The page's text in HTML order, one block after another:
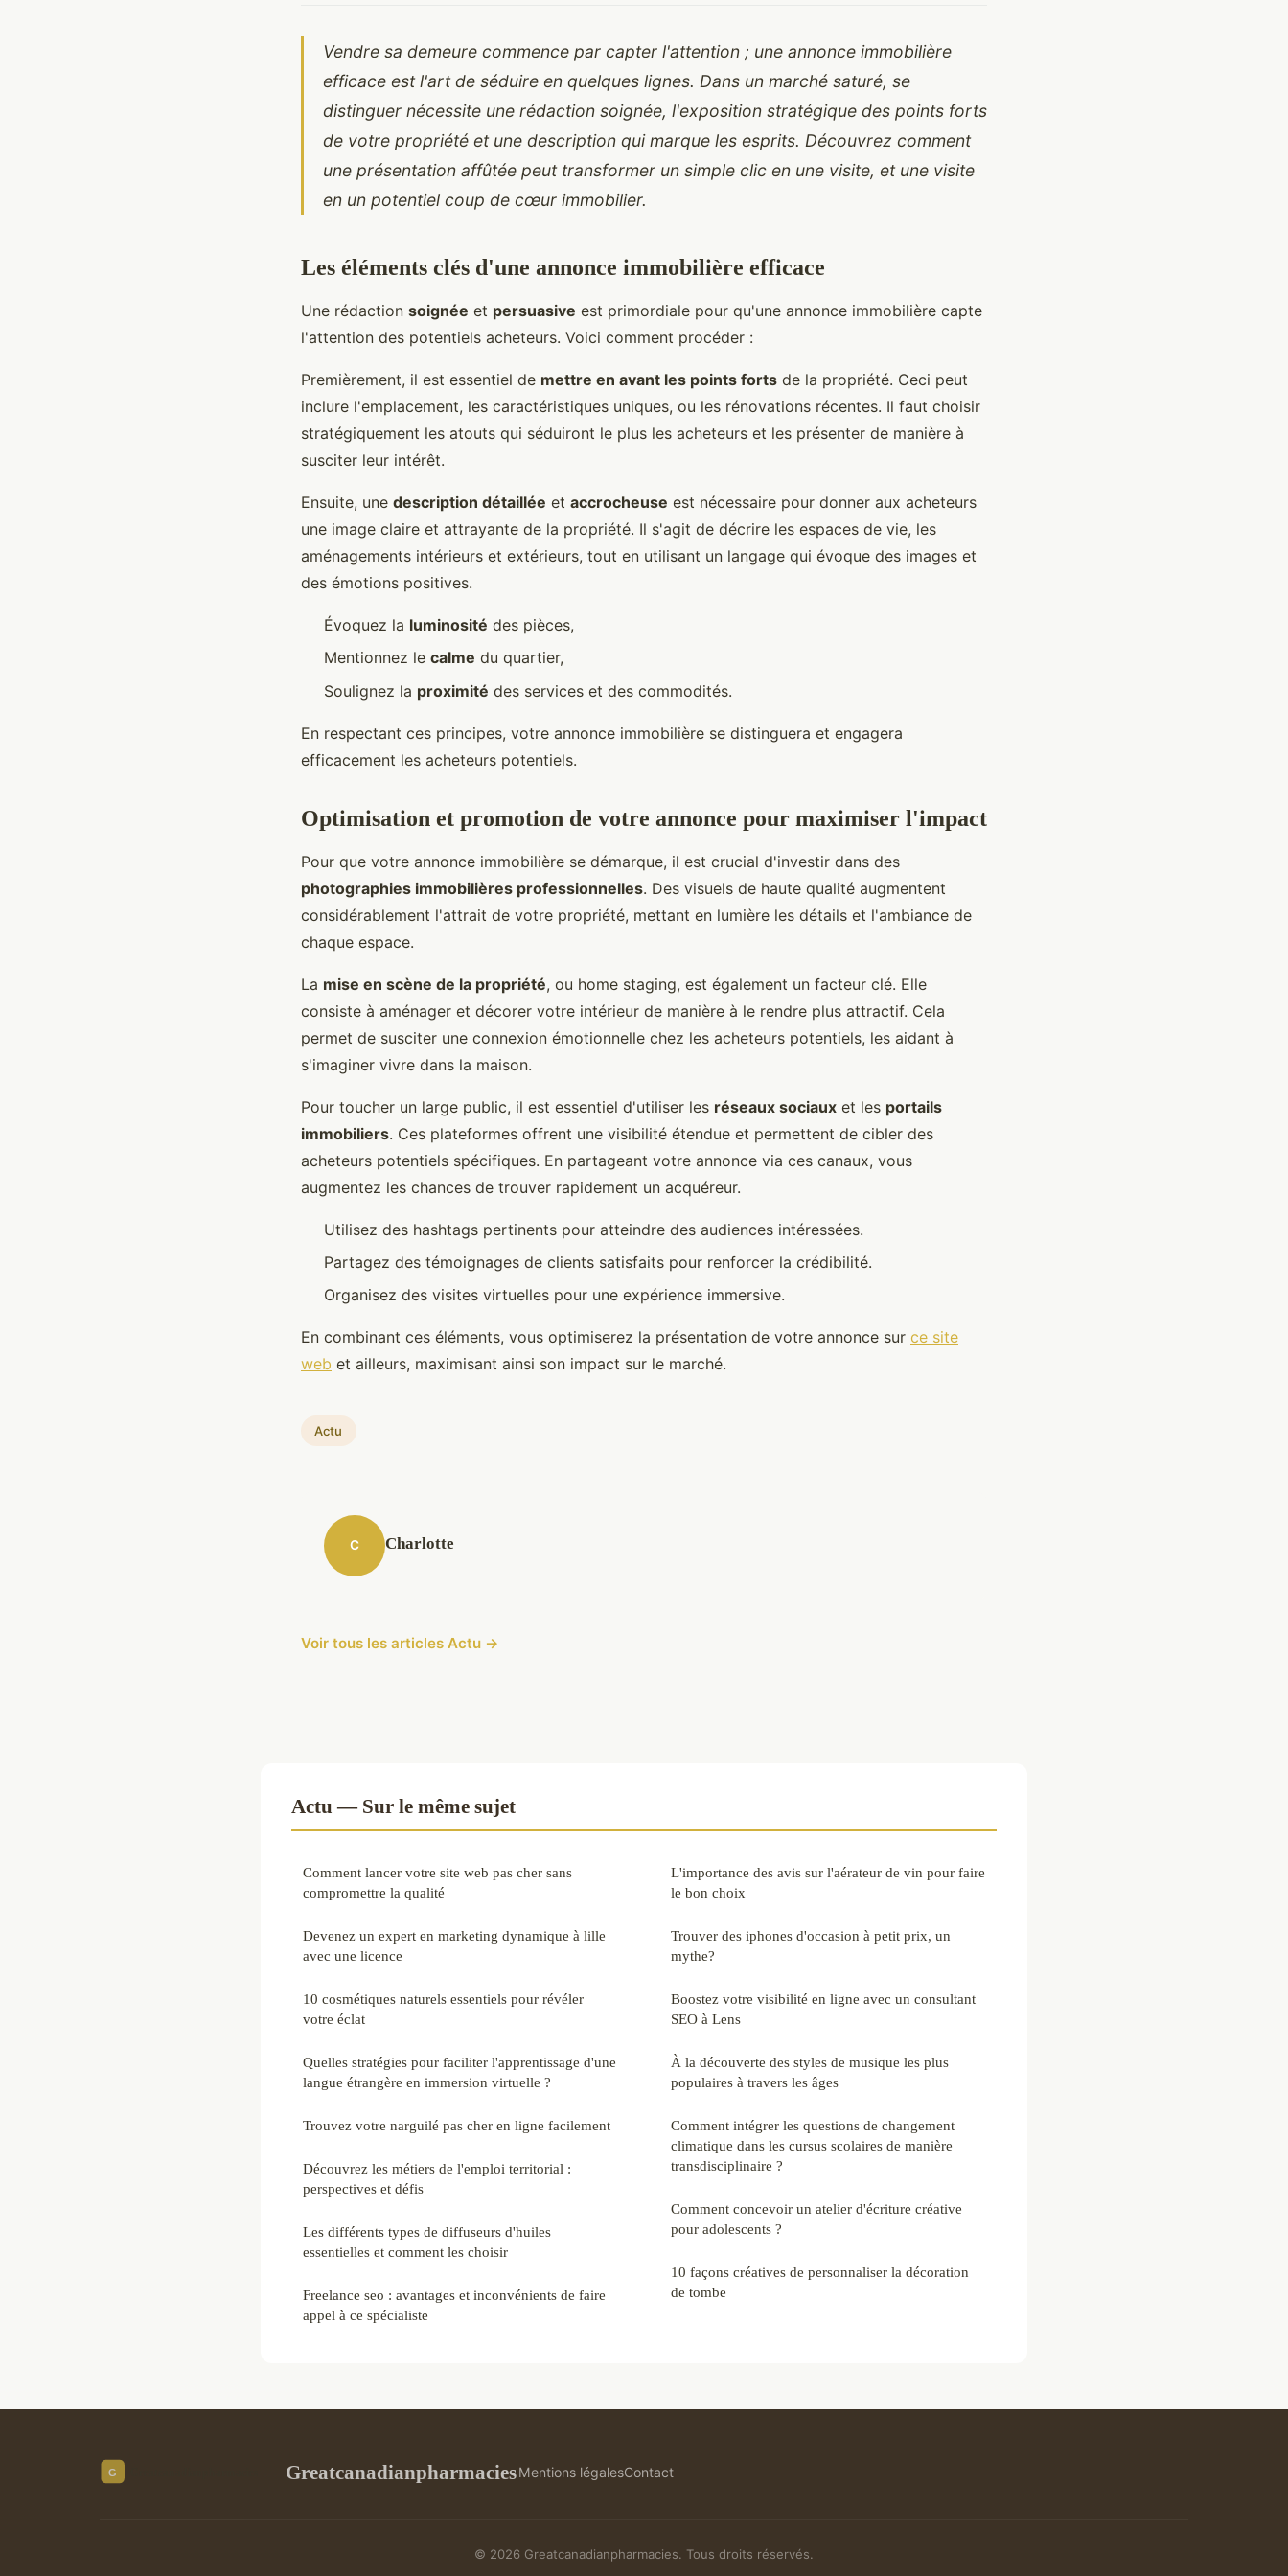
Vendre sa demeure commence par capter l'attention ; une annonce immobilière
efficace est l'art de séduire en quelques lignes. Dans un marché saturé, se
distinguer nécessite une rédaction soignée, l'exposition stratégique des points forts
de votre propriété et une description qui marque les esprits. Découvrez comment
une présentation affûtée peut transformer un simple clic en une visite, et une visite
en un potentiel coup de cœur immobilier.
Les éléments clés d'une annonce immobilière efficace
Une rédaction soignée et persuasive est primordiale pour qu'une annonce immobilière capte
l'attention des potentiels acheteurs. Voici comment procéder :
Premièrement, il est essentiel de mettre en avant les points forts de la propriété. Ceci peut
inclure l'emplacement, les caractéristiques uniques, ou les rénovations récentes. Il faut choisir
stratégiquement les atouts qui séduiront le plus les acheteurs et les présenter de manière à
susciter leur intérêt.
Ensuite, une description détaillée et accrocheuse est nécessaire pour donner aux acheteurs
une image claire et attrayante de la propriété. Il s'agit de décrire les espaces de vie, les
aménagements intérieurs et extérieurs, tout en utilisant un langage qui évoque des images et
des émotions positives.
Évoquez la luminosité des pièces,
Mentionnez le calme du quartier,
Soulignez la proximité des services et des commodités.
En respectant ces principes, votre annonce immobilière se distinguera et engagera
efficacement les acheteurs potentiels.
Optimisation et promotion de votre annonce pour maximiser l'impact
Pour que votre annonce immobilière se démarque, il est crucial d'investir dans des
photographies immobilières professionnelles. Des visuels de haute qualité augmentent
considérablement l'attrait de votre propriété, mettant en lumière les détails et l'ambiance de
chaque espace.
La mise en scène de la propriété, ou home staging, est également un facteur clé. Elle
consiste à aménager et décorer votre intérieur de manière à le rendre plus attractif. Cela
permet de susciter une connexion émotionnelle chez les acheteurs potentiels, les aidant à
s'imaginer vivre dans la maison.
Pour toucher un large public, il est essentiel d'utiliser les réseaux sociaux et les portails
immobiliers. Ces plateformes offrent une visibilité étendue et permettent de cibler des
acheteurs potentiels spécifiques. En partageant votre annonce via ces canaux, vous
augmentez les chances de trouver rapidement un acquéreur.
Utilisez des hashtags pertinents pour atteindre des audiences intéressées.
Partagez des témoignages de clients satisfaits pour renforcer la crédibilité.
Organisez des visites virtuelles pour une expérience immersive.
En combinant ces éléments, vous optimiserez la présentation de votre annonce sur ce site
web et ailleurs, maximisant ainsi son impact sur le marché.
Actu
C Charlotte
Voir tous les articles Actu →
Actu — Sur le même sujet
Comment lancer votre site web pas cher sans
compromettre la qualité
Devenez un expert en marketing dynamique à lille
avec une licence
10 cosmétiques naturels essentiels pour révéler
votre éclat
Quelles stratégies pour faciliter l'apprentissage d'une
langue étrangère en immersion virtuelle ?
Trouvez votre narguilé pas cher en ligne facilement
Découvrez les métiers de l'emploi territorial :
perspectives et défis
Les différents types de diffuseurs d'huiles
essentielles et comment les choisir
Freelance seo : avantages et inconvénients de faire
appel à ce spécialiste
L'importance des avis sur l'aérateur de vin pour faire
le bon choix
Trouver des iphones d'occasion à petit prix, un
mythe?
Boostez votre visibilité en ligne avec un consultant
SEO à Lens
À la découverte des styles de musique les plus
populaires à travers les âges
Comment intégrer les questions de changement
climatique dans les cursus scolaires de manière
transdisciplinaire ?
Comment concevoir un atelier d'écriture créative
pour adolescents ?
10 façons créatives de personnaliser la décoration
de tombe
GreatcanadianpharmaciesMentions légalesContact
© 2026 Greatcanadianpharmacies. Tous droits réservés.